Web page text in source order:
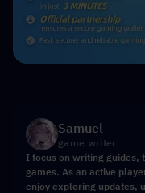
Samuel
game writer
I focus on writing guides,
games. As an active
enjoy exploring updates,